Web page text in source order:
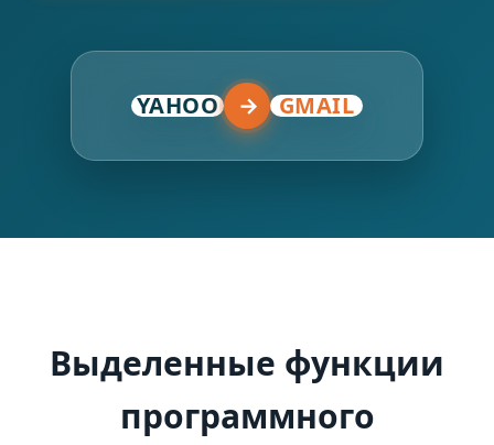
YAHOO → GMAIL
Выделенные функции
программного